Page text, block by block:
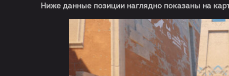
Ниже данные позиции наглядно показаны на